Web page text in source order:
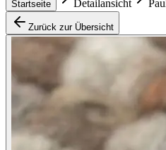
Startseite Detailansicht
Zurück zur Übersicht